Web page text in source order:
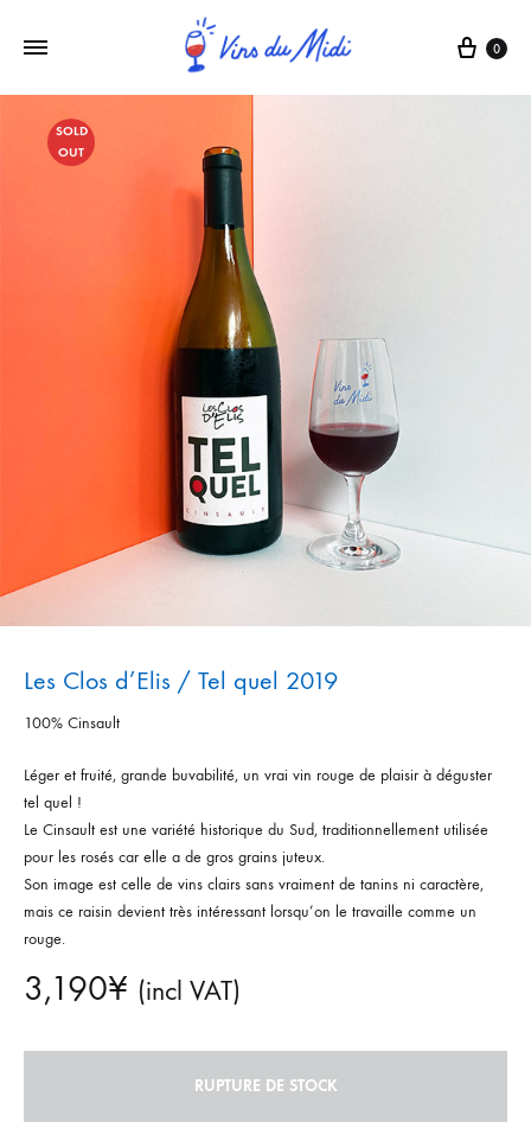
0
SOLD
OUT
Les Clos d’Elis / Tel quel 2019
100% Cinsault
Léger et fruité, grande buvabilité, un vrai vin rouge de plaisir à déguster
tel quel !
Le Cinsault est une variété historique du Sud, traditionnellement utilisée
pour les rosés car elle a de gros grains juteux.
Son image est celle de vins clairs sans vraiment de tanins ni caractère,
mais ce raisin devient très intéressant lorsqu’on le travaille comme un
rouge.
3,190¥ (incl VAT)
RUPTURE DE STOCK